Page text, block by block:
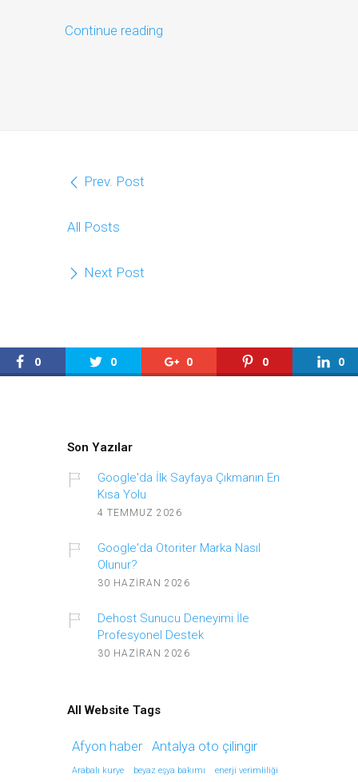
Continue reading
Prev. Post
All Posts
Next Post
0 0 0 0 0
Son Yazılar
Google'da İlk Sayfaya Çıkmanın En
Kısa Yolu
4 TEMMUZ 2026
Google'da Otoriter Marka Nasıl
Olunur?
30 HAZIRAN 2026
Dehost Sunucu Deneyimi İle
Profesyonel Destek
30 HAZIRAN 2026
All Website Tags
Afyon haber Antalya oto çilingir
Arabalı kurye beyaz eşya bakımı enerji verimliliği